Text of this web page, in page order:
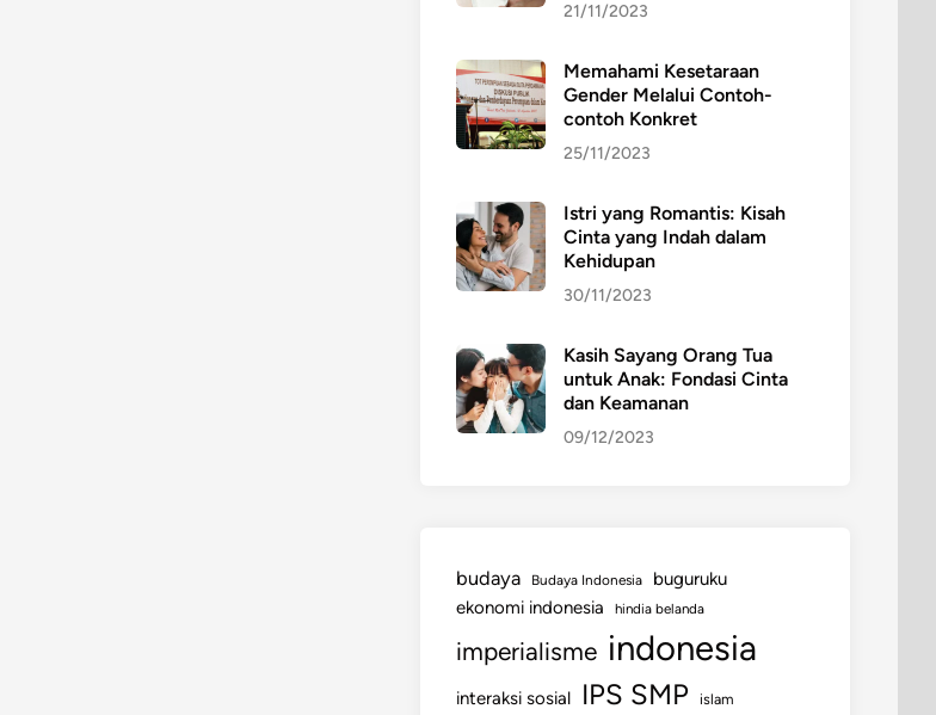
21/11/2023
Memahami Kesetaraan
Gender Melalui Contoh-
contoh Konkret
25/11/2023
Istri yang Romantis: Kisah
Cinta yang Indah dalam
Kehidupan
30/11/2023
Kasih Sayang Orang Tua
untuk Anak: Fondasi Cinta
dan Keamanan
09/12/2023
budaya Budaya Indonesia
buguruku
ekonomi indonesia
hindia belanda
imperialisme indonesia
interaksi sosial IPS SMP
islam